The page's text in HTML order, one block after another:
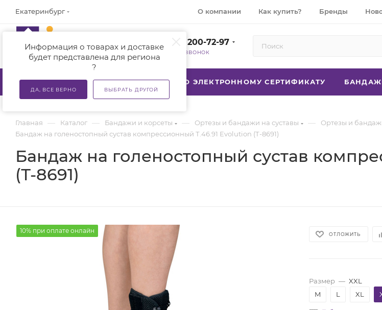
Екатеринбург
Информация о товарах и доставке
будет представлена для региона
?
ДА, ВСЕ ВЕРНО ВЫБРАТЬ ДРУГОЙ
О компании Как купить? Бренды
+7 (800) 200-72-97
ЗАКАЗАТЬ ЗВОНОК
КАТАЛОГ АКЦИИ ТСР ПО ЭЛЕКТРОННОМУ СЕРТИФИКАТУ
Главная — Каталог — Бандажи и корсеты — Ортезы и бандажи на суставы — Ортезы и
Бандаж на голеностопный сустав компрессионный Т.46.91 Evolution (Т-8691)
Бандаж на голеностопный сустав
(Т-8691)
10% при оплате онлайн ОТЛОЖИТЬ
Размер — XXL
M
L XL